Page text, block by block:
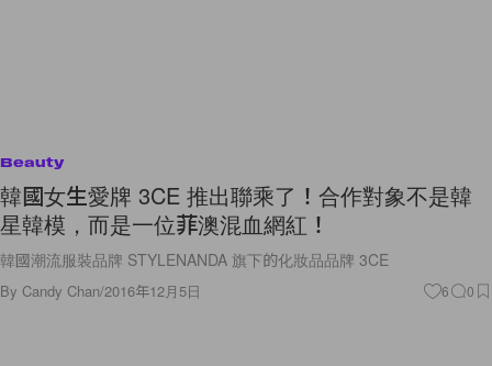
Beauty
韓國女生愛牌 3CE 推出聯乘了！合作對象不是韓
星韓模，而是一位菲澳混血網紅！
韓國潮流服裝品牌 STYLENANDA 旗下的化妝品品牌 3CE
By Candy Chan/2016年12月5日 6 0